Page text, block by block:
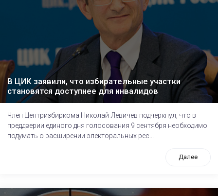
В ЦИК заявили, что избирательные участки
становятся доступнее для инвалидов
Член Центризбиркома Николай Левичев подчеркнул, что в
преддверии единого дня голосования 9 сентября необходимо
подумать о расширении электоральных рес...
Далее